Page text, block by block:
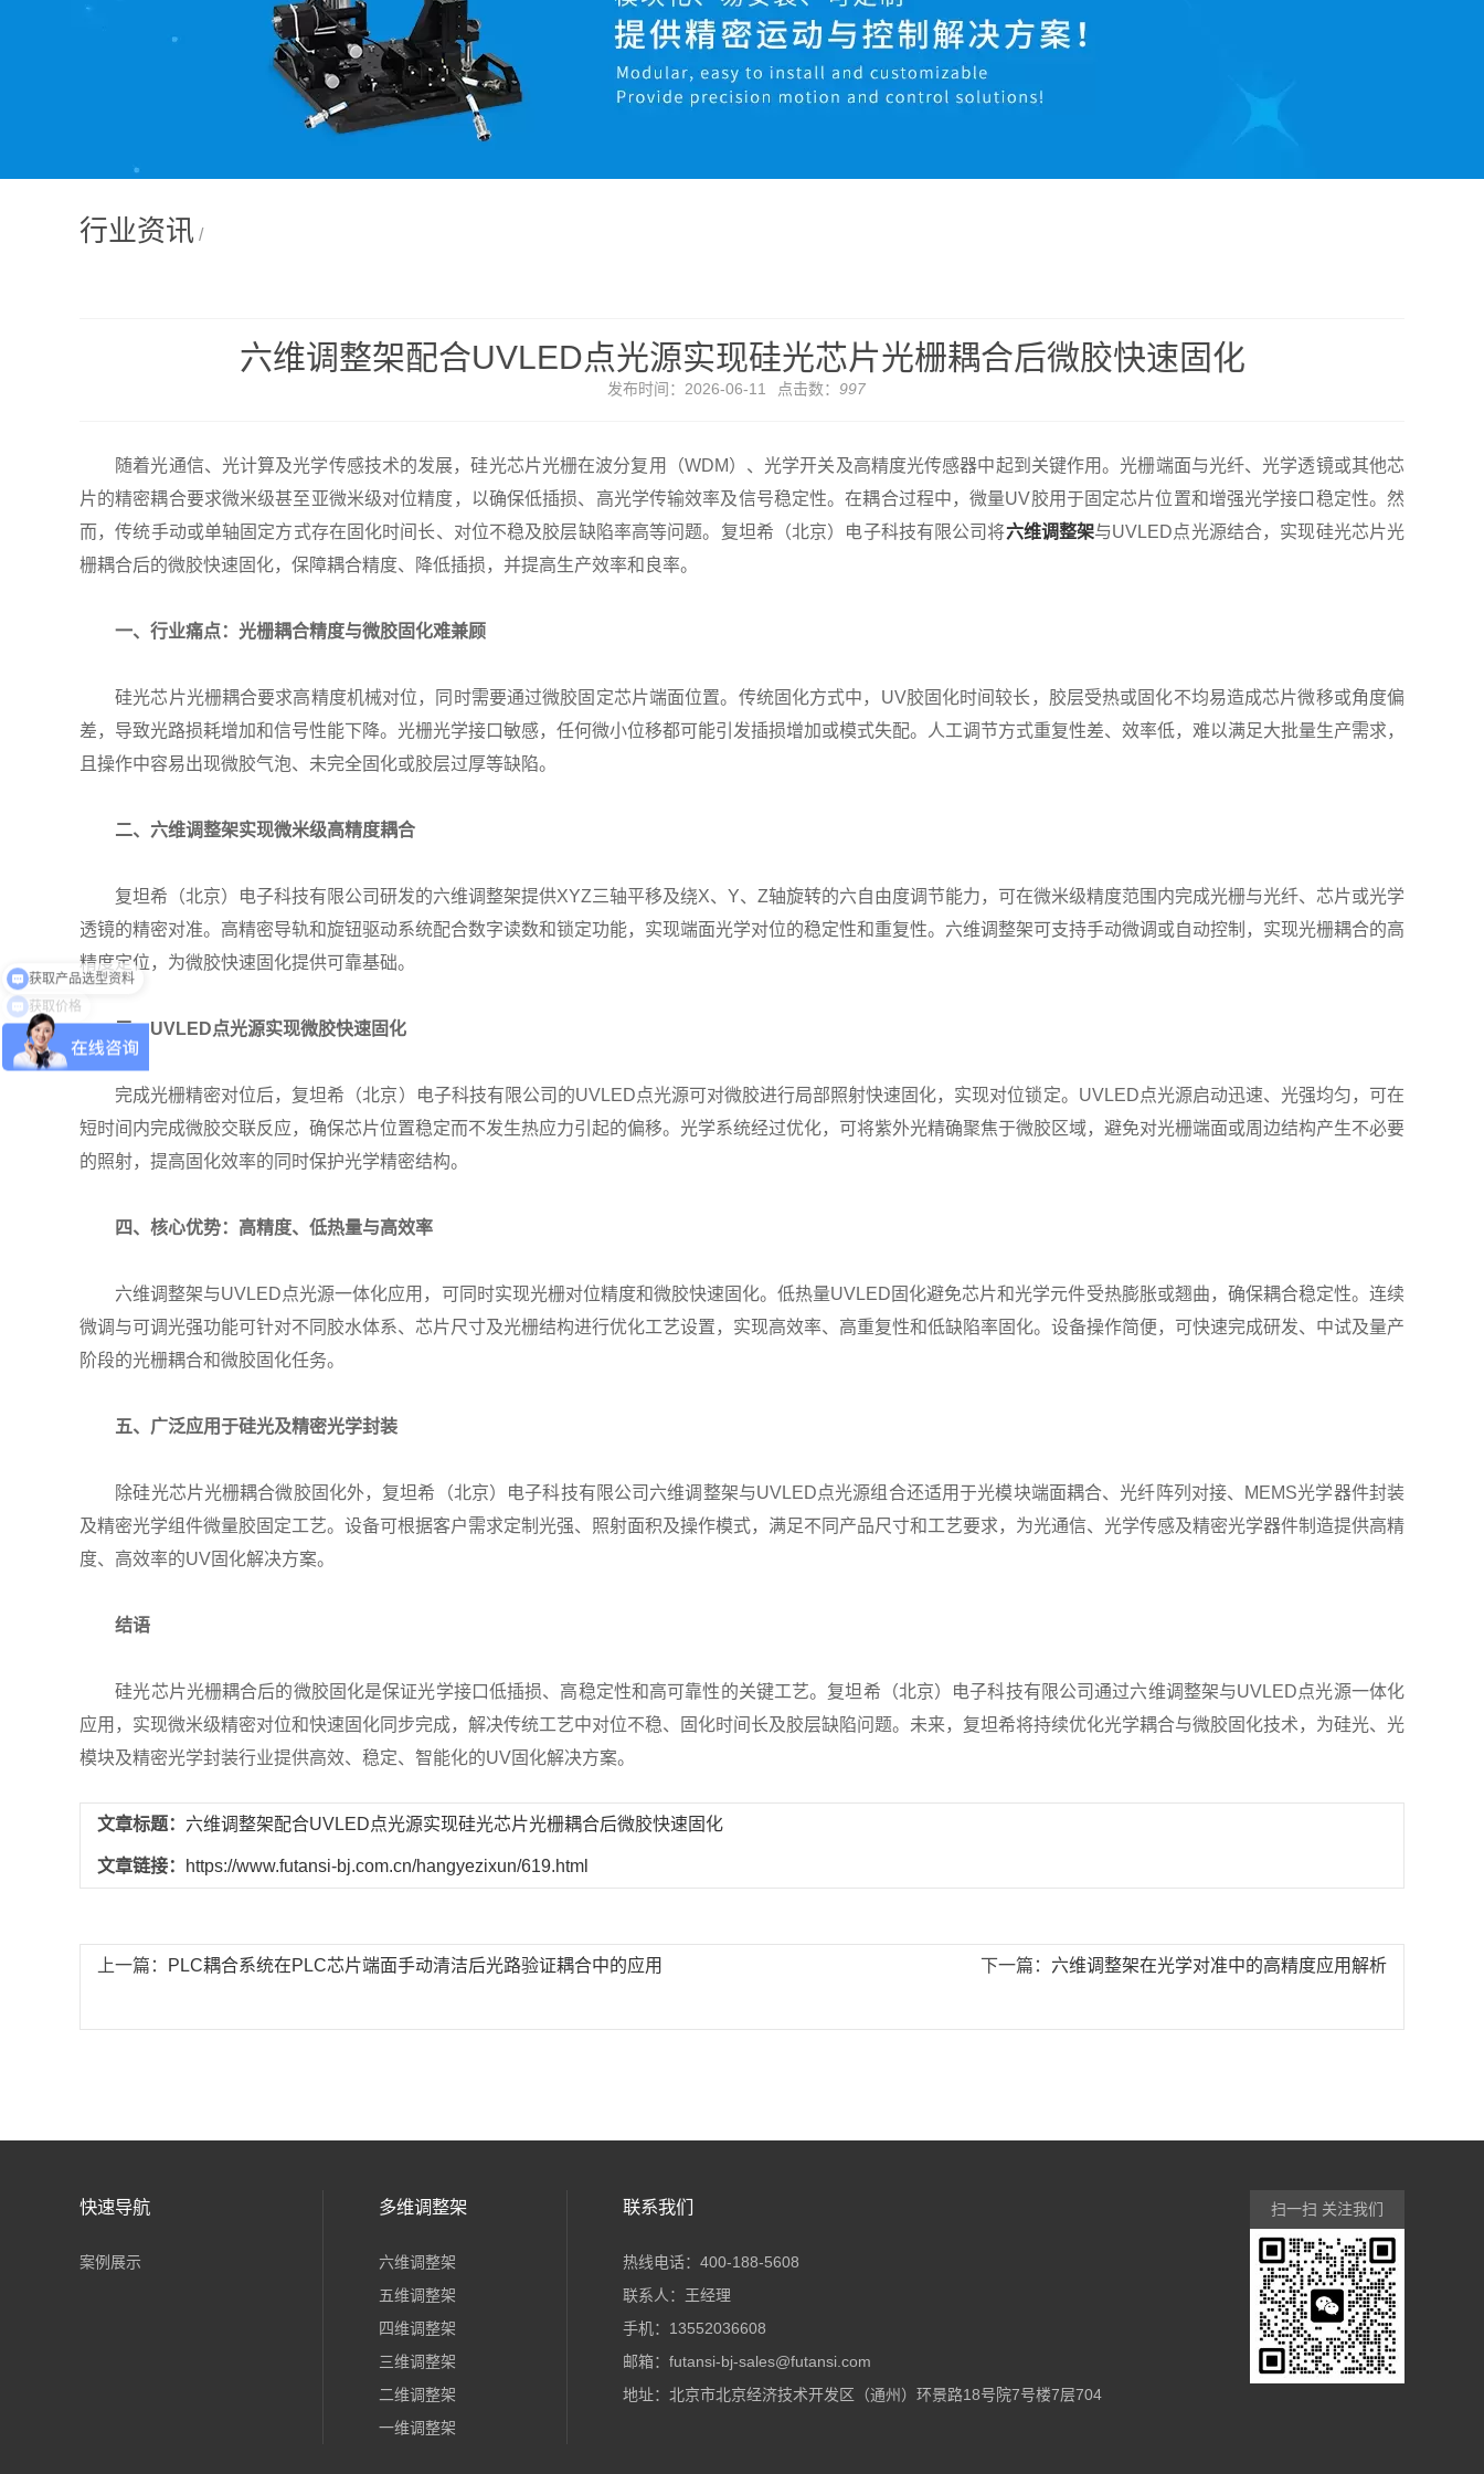
行业资讯 /
六维调整架配合UVLED点光源实现硅光芯片光栅耦合后微胶快速固化
发布时间：2026-06-11 点击数： 997
随着光通信、光计算及光学传感技术的发展，硅光芯片光栅在波分复用（WDM）、光学开关及高精度光传感器中起到关键作用。光栅端面与光纤、光学透镜或其他芯
片的精密耦合要求微米级甚至亚微米级对位精度，以确保低插损、高光学传输效率及信号稳定性。在耦合过程中，微量UV胶用于固定芯片位置和增强光学接口稳定性。然
而，传统手动或单轴固定方式存在固化时间长、对位不稳及胶层缺陷率高等问题。复坦希（北京）电子科技有限公司将六维调整架与UVLED点光源结合，实现硅光芯片光
栅耦合后的微胶快速固化，保障耦合精度、降低插损，并提高生产效率和良率。
一、行业痛点：光栅耦合精度与微胶固化难兼顾
硅光芯片光栅耦合要求高精度机械对位，同时需要通过微胶固定芯片端面位置。传统固化方式中，UV胶固化时间较长，胶层受热或固化不均易造成芯片微移或角度偏
差，导致光路损耗增加和信号性能下降。光栅光学接口敏感，任何微小位移都可能引发插损增加或模式失配。人工调节方式重复性差、效率低，难以满足大批量生产需求，
且操作中容易出现微胶气泡、未完全固化或胶层过厚等缺陷。
二、六维调整架实现微米级高精度耦合
复坦希（北京）电子科技有限公司研发的六维调整架提供XYZ三轴平移及绕X、Y、Z轴旋转的六自由度调节能力，可在微米级精度范围内完成光栅与光纤、芯片或光学
透镜的精密对准。高精密导轨和旋钮驱动系统配合数字读数和锁定功能，实现端面光学对位的稳定性和重复性。六维调整架可支持手动微调或自动控制，实现光栅耦合的高
精度定位，为微胶快速固化提供可靠基础。
三、UVLED点光源实现微胶快速固化
完成光栅精密对位后，复坦希（北京）电子科技有限公司的UVLED点光源可对微胶进行局部照射快速固化，实现对位锁定。UVLED点光源启动迅速、光强均匀，可在
短时间内完成微胶交联反应，确保芯片位置稳定而不发生热应力引起的偏移。光学系统经过优化，可将紫外光精确聚焦于微胶区域，避免对光栅端面或周边结构产生不必要
的照射，提高固化效率的同时保护光学精密结构。
四、核心优势：高精度、低热量与高效率
六维调整架与UVLED点光源一体化应用，可同时实现光栅对位精度和微胶快速固化。低热量UVLED固化避免芯片和光学元件受热膨胀或翘曲，确保耦合稳定性。连续
微调与可调光强功能可针对不同胶水体系、芯片尺寸及光栅结构进行优化工艺设置，实现高效率、高重复性和低缺陷率固化。设备操作简便，可快速完成研发、中试及量产
阶段的光栅耦合和微胶固化任务。
五、广泛应用于硅光及精密光学封装
除硅光芯片光栅耦合微胶固化外，复坦希（北京）电子科技有限公司六维调整架与UVLED点光源组合还适用于光模块端面耦合、光纤阵列对接、MEMS光学器件封装
及精密光学组件微量胶固定工艺。设备可根据客户需求定制光强、照射面积及操作模式，满足不同产品尺寸和工艺要求，为光通信、光学传感及精密光学器件制造提供高精
度、高效率的UV固化解决方案。
结语
硅光芯片光栅耦合后的微胶固化是保证光学接口低插损、高稳定性和高可靠性的关键工艺。复坦希（北京）电子科技有限公司通过六维调整架与UVLED点光源一体化
应用，实现微米级精密对位和快速固化同步完成，解决传统工艺中对位不稳、固化时间长及胶层缺陷问题。未来，复坦希将持续优化光学耦合与微胶固化技术，为硅光、光
模块及精密光学封装行业提供高效、稳定、智能化的UV固化解决方案。
文章标题： 六维调整架配合UVLED点光源实现硅光芯片光栅耦合后微胶快速固化
文章链接： https://www.futansi-bj.com.cn/hangyezixun/619.html
上一篇： PLC耦合系统在PLC芯片端面手动清洁后光路验证耦合中的应用 下一篇： 六维调整架在光学对准中的高精度应用解析
快速导航
案例展示
多维调整架
六维调整架
五维调整架
四维调整架
三维调整架
二维调整架
一维调整架
联系我们
热线电话：400-188-5608
联系人：王经理
手机：13552036608
邮箱：futansi-bj-sales@futansi.com
地址：北京市北京经济技术开发区（通州）环景路18号院7号楼7层704
扫一扫 关注我们